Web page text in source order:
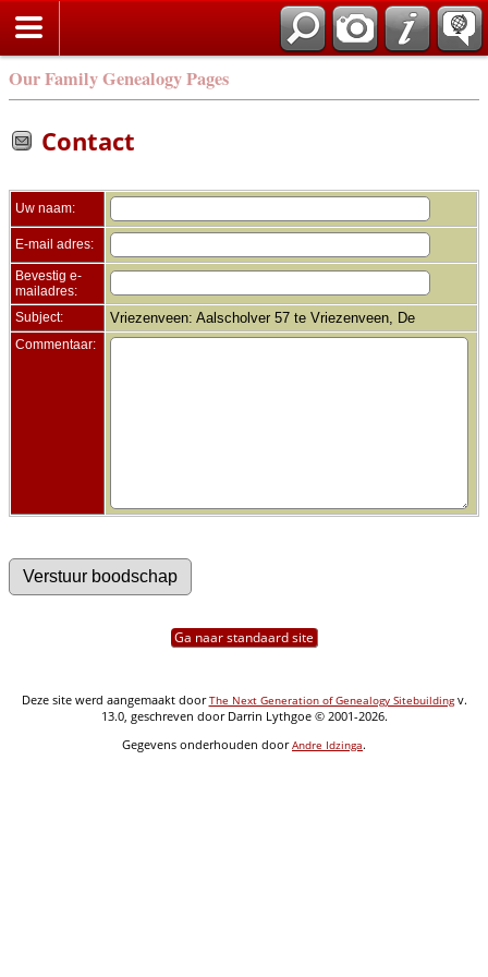
Our Family Genealogy Pages
Contact
Uw naam:
E-mail adres:
Bevestig e-
mailadres:
Subject:
Vriezenveen: Aalscholver 57 te Vriezenveen, De
Commentaar:
Ga naar standaard site
Deze site werd aangemaakt doorThe Next Generation of Genealogy Sitebuildingv.
13.0, geschreven door Darrin Lythgoe © 2001-2026.
Gegevens onderhouden doorAndre Idzinga.